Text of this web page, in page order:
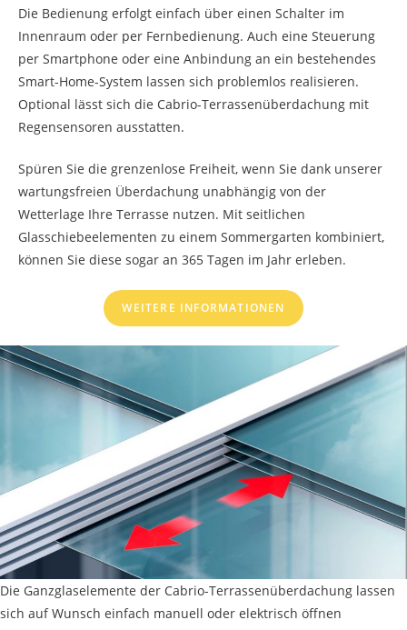
Die Bedienung erfolgt einfach über einen Schalter im
Innenraum oder per Fernbedienung. Auch eine Steuerung
per Smartphone oder eine Anbindung an ein bestehendes
Smart-Home-System lassen sich problemlos realisieren.
Optional lässt sich die Cabrio-Terrassenüberdachung mit
Regensensoren ausstatten.
Spüren Sie die grenzenlose Freiheit, wenn Sie dank unserer
wartungsfreien Überdachung unabhängig von der
Wetterlage Ihre Terrasse nutzen. Mit seitlichen
Glasschiebeelementen zu einem Sommergarten kombiniert,
können Sie diese sogar an 365 Tagen im Jahr erleben.
WEITERE INFORMATIONEN
Die Ganzglaselemente der Cabrio-Terrassenüberdachung lassen
sich auf Wunsch einfach manuell oder elektrisch öffnen